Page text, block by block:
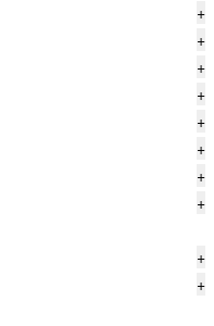
+
+
+
+
+
+
+
+
+
+